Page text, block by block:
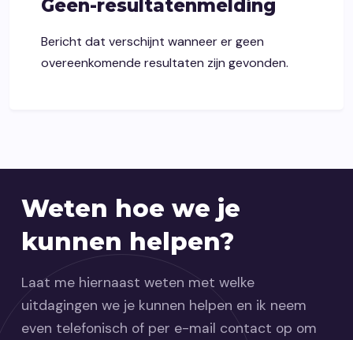
Geen-resultatenmelding
Bericht dat verschijnt wanneer er geen
overeenkomende resultaten zijn gevonden.
Weten hoe we je
kunnen helpen?
Laat me hiernaast weten met welke
uitdagingen we je kunnen helpen en ik neem
even telefonisch of per e-mail contact op om